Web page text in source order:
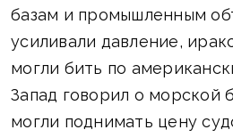
базам и промышленным
усиливали давление,
могли бить по
Запад говорил о морской
могли поднимать цену